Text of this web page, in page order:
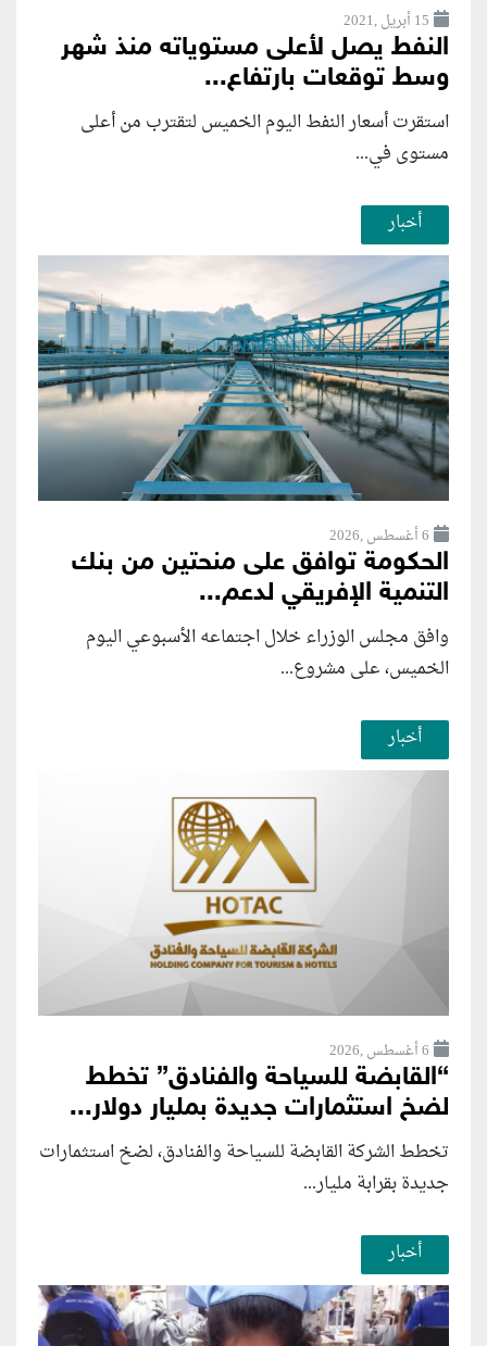
15 أبريل ,2021
النفط يصل لأعلى مستوياته منذ شهر
وسط توقعات بارتفاع...
استقرت أسعار النفط اليوم الخميس لتقترب من أعلى
مستوى في...
أخبار
6 أغسطس ,2026
الحكومة توافق على منحتين من بنك
التنمية الإفريقي لدعم...
وافق مجلس الوزراء خلال اجتماعه الأسبوعي اليوم
الخميس، على مشروع...
أخبار
6 أغسطس ,2026
“القابضة للسياحة والفنادق” تخطط
لضخ استثمارات جديدة بمليار دولار...
تخطط الشركة القابضة للسياحة والفنادق، لضخ استثمارات
جديدة بقرابة مليار...
أخبار